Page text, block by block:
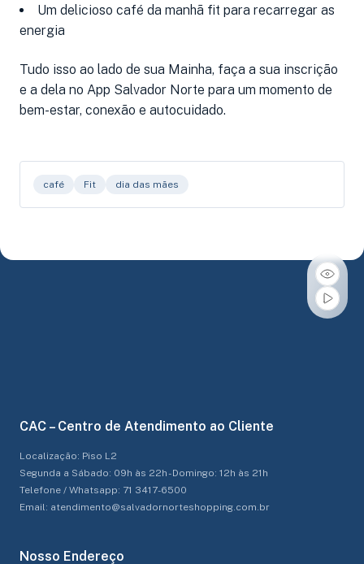
Um delicioso café da manhã fit para recarregar as
energia
Tudo isso ao lado de sua Mainha, faça a sua inscrição
e a dela no App Salvador Norte para um momento de
bem-estar, conexão e autocuidado.
café Fit dia das mães
CAC – Centro de Atendimento ao Cliente
Localização: Piso L2
Segunda a Sábado: 09h às 22h - Domingo: 12h às 21h
Telefone / Whatsapp: 71 3417-6500
Email: atendimento@salvadornorteshopping.com.br
Nosso Endereço